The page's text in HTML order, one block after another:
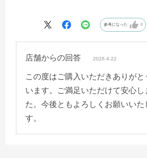
参考になった 0
店舗からの回答 2026.4.22
この度はご購入いただきありがと
います。ご満足いただけて安心し
た。今後ともよろしくお願いいた
す。